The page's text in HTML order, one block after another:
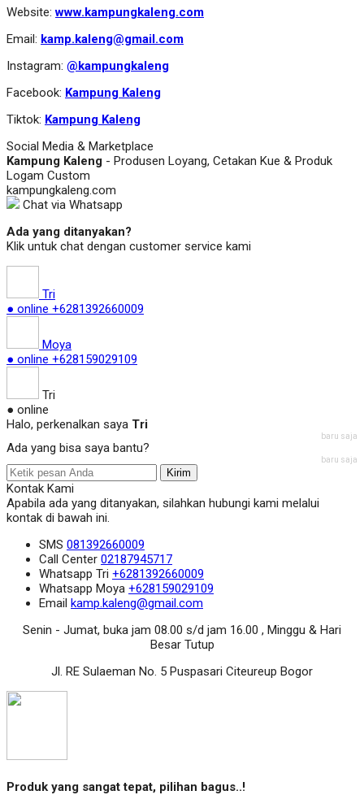
Website:www.kampungkaleng.com
Email: kamp.kaleng@gmail.com
Instagram: @kampungkaleng
Facebook: Kampung Kaleng
Tiktok: Kampung Kaleng
Social Media & Marketplace
Kampung Kaleng - Produsen Loyang, Cetakan Kue & Produk
Logam Custom
kampungkaleng.com
Chat via Whatsapp
Ada yang ditanyakan?
Klik untuk chat dengan customer service kami
Tri
● online +6281392660009
Moya
● online +628159029109
Tri
● online
Halo, perkenalkan saya Tri
baru saja
Ada yang bisa saya bantu?
baru saja
Kirim
Kontak Kami
Apabila ada yang ditanyakan, silahkan hubungi kami melalui
kontak di bawah ini.
SMS 081392660009
Call Center 02187945717
Whatsapp Tri +6281392660009
Whatsapp Moya +628159029109
Email kamp.kaleng@gmail.com
Senin - Jumat, buka jam 08.00 s/d jam 16.00 , Minggu & Hari
Besar Tutup
Jl. RE Sulaeman No. 5 Puspasari Citeureup Bogor
Produk yang sangat tepat, pilihan bagus..!